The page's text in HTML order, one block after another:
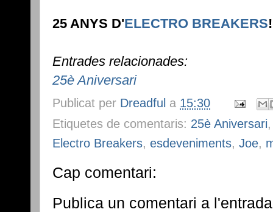
25 ANYS D'ELECTRO BREAKERS
Entrades relacionades:
25è Aniversari
Publicat per Dreadful a 15:30
Etiquetes de comentaris: 25è Aniversari
Electro Breakers, esdeveniments, Joe,
Cap comentari:
Publica un comentari a l'entrada